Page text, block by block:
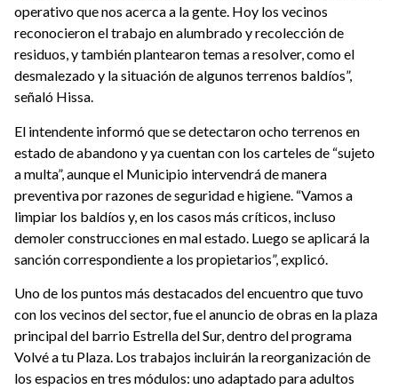
operativo que nos acerca a la gente. Hoy los vecinos
reconocieron el trabajo en alumbrado y recolección de
residuos, y también plantearon temas a resolver, como el
desmalezado y la situación de algunos terrenos baldíos”,
señaló Hissa.
El intendente informó que se detectaron ocho terrenos en
estado de abandono y ya cuentan con los carteles de “sujeto
a multa”, aunque el Municipio intervendrá de manera
preventiva por razones de seguridad e higiene. “Vamos a
limpiar los baldíos y, en los casos más críticos, incluso
demoler construcciones en mal estado. Luego se aplicará la
sanción correspondiente a los propietarios”, explicó.
Uno de los puntos más destacados del encuentro que tuvo
con los vecinos del sector, fue el anuncio de obras en la plaza
principal del barrio Estrella del Sur, dentro del programa
Volvé a tu Plaza. Los trabajos incluirán la reorganización de
los espacios en tres módulos: uno adaptado para adultos